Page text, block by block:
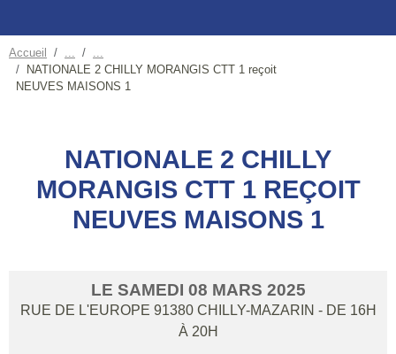
Accueil
NATIONALE 2 CHILLY MORANGIS CTT 1 reçoit
NEUVES MAISONS 1
NATIONALE 2 CHILLY
MORANGIS CTT 1 REÇOIT
NEUVES MAISONS 1
LE SAMEDI 08 MARS 2025
RUE DE L'EUROPE 91380 CHILLY-MAZARIN - DE 16H
À 20H